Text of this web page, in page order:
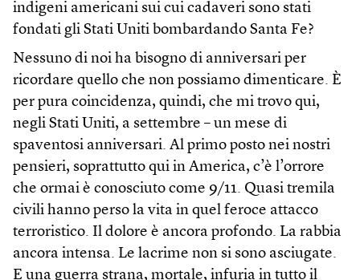
indigeni americani sui cui cadaveri sono stati
fondati gli Stati Uniti bombardando Santa Fe?
Nessuno di noi ha bisogno di anniversari per
ricordare quello che non possiamo dimenticare. È
per pura coincidenza, quindi, che mi trovo qui,
negli Stati Uniti, a settembre – un mese di
spaventosi anniversari. Al primo posto nei nostri
pensieri, soprattutto qui in America, c’è l’orrore
che ormai è conosciuto come 9/11. Quasi tremila
civili hanno perso la vita in quel feroce attacco
terroristico. Il dolore è ancora profondo. La rabbia
ancora intensa. Le lacrime non si sono asciugate.
E una guerra strana, mortale, infuria in tutto il